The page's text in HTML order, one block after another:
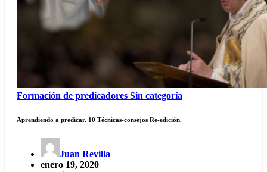
Formación de predicadores Sin categoría
Aprendiendo a predicar. 10 Técnicas-consejos Re-edición.
Juan Revilla
enero 19, 2020